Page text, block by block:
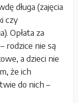
długa (zajęcia
czy
Opłata za
rodzice nie są
a dzieci nie
że ich
do nich –